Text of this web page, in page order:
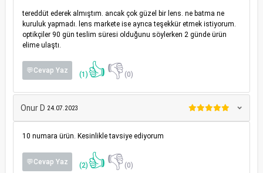
tereddüt ederek almıştım. ancak çok güzel bir lens. ne batma ne
kuruluk yapmadı. lens markete ise ayrıca teşekkür etmek istiyorum.
optikçiler 90 gün teslim süresi olduğunu söylerken 2 günde ürün
elime ulaştı.
💬Cevap Yaz (1) 👍👎(0)
Onur D 24.07.2023
10 numara ürün. Kesinlikle tavsiye ediyorum
💬Cevap Yaz (2) 👍👎(0)